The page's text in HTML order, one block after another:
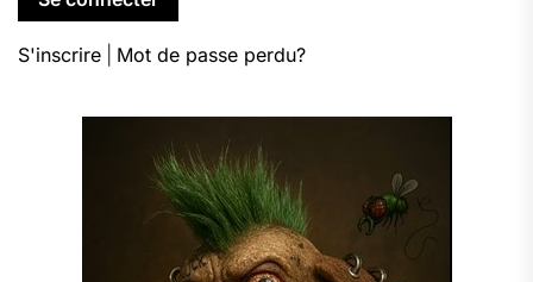
S'inscrire Mot de passe perdu?